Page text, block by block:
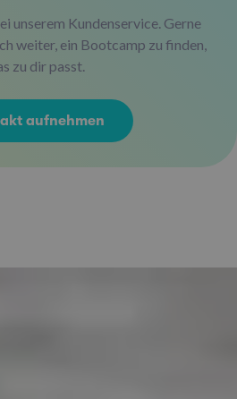
unserem Kundenservice. Gerne
weiter, ein Bootcamp zu finden,
zu dir passt.
aufnehmen